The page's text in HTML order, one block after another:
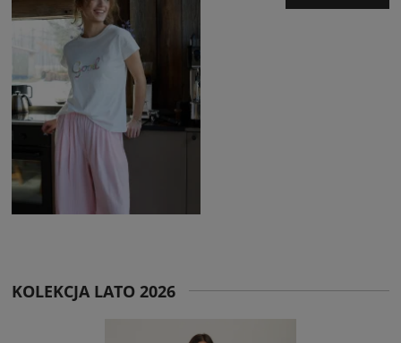
KOLEKCJA LATO 2026